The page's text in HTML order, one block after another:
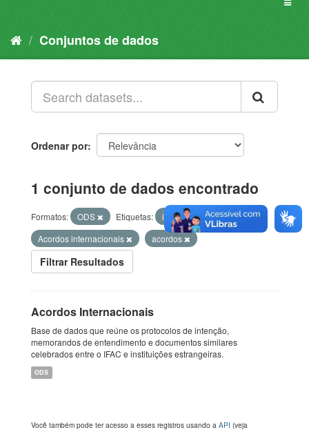
Conjuntos de dados
Ordenar por
1 conjunto de dados encontrado
Formatos: ODS Etiquetas:
internacional
Acordos internacionais
acordos
Filtrar Resultados
Acordos Internacionais
Base de dados que reúne os protocolos de intenção,
memorandos de entendimento e documentos similares
celebrados entre o IFAC e instituições estrangeiras.
ODS
Você também pode ter acesso a esses registros usando a API (veja